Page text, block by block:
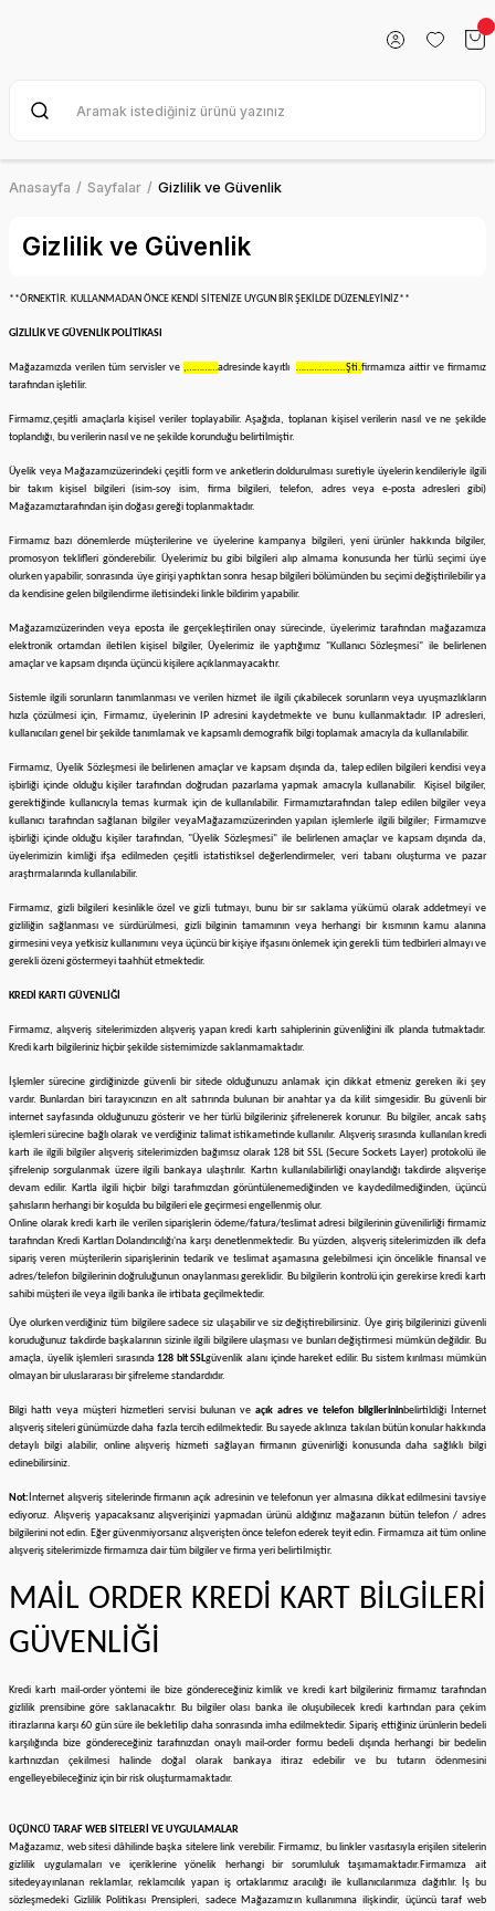
Anasayfa Sayfalar Gizlilik ve Güvenlik
Gizlilik ve Güvenlik
**ÖRNEKTİR. KULLANMADAN ÖNCE KENDİ SİTENİZE UYGUN BİR ŞEKİLDE DÜZENLEYİNİZ**
GİZLİLİK VE GÜVENLİK POLİTİKASI
Mağazamızda verilen tüm servisler ve ,…………adresinde kayıtlı ……………….Şti.firmamıza aittir ve firmamız
tarafından işletilir.
Firmamız,çeşitli amaçlarla kişisel veriler toplayabilir. Aşağıda, toplanan kişisel verilerin nasıl ve ne şekilde
toplandığı, bu verilerin nasıl ve ne şekilde korunduğu belirtilmiştir.
Üyelik veya Mağazamızüzerindeki çeşitli form ve anketlerin doldurulması suretiyle üyelerin kendileriyle ilgili
bir takım kişisel bilgileri (isim-soy isim, firma bilgileri, telefon, adres veya e-posta adresleri gibi)
Mağazamıztarafından işin doğası gereği toplanmaktadır.
Firmamız bazı dönemlerde müşterilerine ve üyelerine kampanya bilgileri, yeni ürünler hakkında bilgiler,
promosyon teklifleri gönderebilir. Üyelerimiz bu gibi bilgileri alıp almama konusunda her türlü seçimi üye
olurken yapabilir, sonrasında üye girişi yaptıktan sonra hesap bilgileri bölümünden bu seçimi değiştirilebilir ya
da kendisine gelen bilgilendirme iletisindeki linkle bildirim yapabilir.
Mağazamızüzerinden veya eposta ile gerçekleştirilen onay sürecinde, üyelerimiz tarafından mağazamıza
elektronik ortamdan iletilen kişisel bilgiler, Üyelerimiz ile yaptığımız "Kullanıcı Sözleşmesi" ile belirlenen
amaçlar ve kapsam dışında üçüncü kişilere açıklanmayacaktır.
Sistemle ilgili sorunların tanımlanması ve verilen hizmet ile ilgili çıkabilecek sorunların veya uyuşmazlıkların
hızla çözülmesi için,
Firmamız, üyelerinin IP adresini kaydetmekte ve bunu kullanmaktadır. IP adresleri,
kullanıcıları genel bir şekilde tanımlamak ve kapsamlı demografik bilgi toplamak amacıyla da kullanılabilir.
Firmamız, Üyelik Sözleşmesi ile belirlenen amaçlar ve kapsam dışında da, talep edilen bilgileri kendisi veya
işbirliği içinde olduğu kişiler tarafından doğrudan pazarlama yapmak amacıyla kullanabilir. Kişisel bilgiler,
gerektiğinde kullanıcıyla temas kurmak için de kullanılabilir. Firmamıztarafından talep edilen bilgiler veya
kullanıcı tarafından sağlanan bilgiler veyaMağazamızüzerinden yapılan işlemlerle ilgili bilgiler; Firmamızve
işbirliği içinde olduğu kişiler tarafından, "Üyelik Sözleşmesi" ile belirlenen amaçlar ve kapsam dışında da,
üyelerimizin kimliği ifşa edilmeden çeşitli istatistiksel değerlendirmeler, veri tabanı oluşturma ve pazar
araştırmalarında kullanılabilir.
Firmamız, gizli bilgileri kesinlikle özel ve gizli tutmayı, bunu bir sır saklama yükümü olarak addetmeyi ve
gizliliğin sağlanması ve sürdürülmesi, gizli bilginin tamamının veya herhangi bir kısmının kamu alanına
girmesini veya yetkisiz kullanımını veya üçüncü bir kişiye ifşasını önlemek için gerekli tüm tedbirleri almayı ve
gerekli özeni göstermeyi taahhüt etmektedir.
KREDİ KARTI GÜVENLİĞİ
Firmamız, alışveriş sitelerimizden alışveriş yapan kredi kartı sahiplerinin güvenliğini ilk planda tutmaktadır.
Kredi kartı bilgileriniz hiçbir şekilde sistemimizde saklanmamaktadır.
İşlemler sürecine girdiğinizde güvenli bir sitede olduğunuzu anlamak için dikkat etmeniz gereken iki şey
vardır. Bunlardan biri tarayıcınızın en alt satırında bulunan bir anahtar ya da kilit simgesidir. Bu güvenli bir
internet sayfasında olduğunuzu gösterir ve her türlü bilgileriniz şifrelenerek korunur. Bu bilgiler, ancak satış
işlemleri sürecine bağlı olarak ve verdiğiniz talimat istikametinde kullanılır. Alışveriş sırasında kullanılan kredi
kartı ile ilgili bilgiler alışveriş sitelerimizden bağımsız olarak 128 bit SSL (Secure Sockets Layer) protokolü ile
şifrelenip sorgulanmak üzere ilgili bankaya ulaştırılır. Kartın kullanılabilirliği onaylandığı takdirde alışverişe
devam edilir. Kartla ilgili hiçbir bilgi tarafımızdan görüntülenemediğinden ve kaydedilmediğinden, üçüncü
şahısların herhangi bir koşulda bu bilgileri ele geçirmesi engellenmiş olur.
Online olarak kredi kartı ile verilen siparişlerin ödeme/fatura/teslimat adresi bilgilerinin güvenilirliği firmamiz
tarafından Kredi Kartları Dolandırıcılığı'na karşı denetlenmektedir. Bu yüzden, alışveriş sitelerimizden ilk defa
sipariş veren müşterilerin siparişlerinin tedarik ve teslimat aşamasına gelebilmesi için öncelikle finansal ve
adres/telefon bilgilerinin doğruluğunun onaylanması gereklidir. Bu bilgilerin kontrolü için gerekirse kredi kartı
sahibi müşteri ile veya ilgili banka ile irtibata geçilmektedir.
Üye olurken verdiğiniz tüm bilgilere sadece siz ulaşabilir ve siz değiştirebilirsiniz. Üye giriş bilgilerinizi güvenli
koruduğunuz takdirde başkalarının sizinle ilgili bilgilere ulaşması ve bunları değiştirmesi mümkün değildir. Bu
amaçla, üyelik işlemleri sırasında 128 bit SSLgüvenlik alanı içinde hareket edilir. Bu sistem kırılması mümkün
olmayan bir uluslararası bir şifreleme standardıdır.
Bilgi hattı veya müşteri hizmetleri servisi bulunan ve açık adres ve telefon bilgilerininbelirtildiği İnternet
alışveriş siteleri günümüzde daha fazla tercih edilmektedir. Bu sayede aklınıza takılan bütün konular hakkında
detaylı bilgi alabilir, online alışveriş hizmeti sağlayan firmanın güvenirliği konusunda daha sağlıklı bilgi
edinebilirsiniz.
Not: İnternet alışveriş sitelerinde firmanın açık adresinin ve telefonun yer almasına dikkat edilmesini tavsiye
ediyoruz. Alışveriş yapacaksanız alışverişinizi yapmadan ürünü aldığınız mağazanın bütün telefon / adres
bilgilerini not edin. Eğer güvenmiyorsanız alışverişten önce telefon ederek teyit edin. Firmamıza ait tüm online
alışveriş sitelerimizde firmamıza dair tüm bilgiler ve firma yeri belirtilmiştir.
MAİL ORDER KREDİ KART BİLGİLERİ
GÜVENLİĞİ
Kredi kartı mail-order yöntemi ile bize göndereceğiniz kimlik ve kredi kart bilgileriniz firmamız tarafından
gizlilik prensibine göre saklanacaktır. Bu bilgiler olası banka ile oluşubilecek kredi kartından para çekim
itirazlarına karşı 60 gün süre ile bekletilip daha sonrasında imha edilmektedir. Sipariş ettiğiniz ürünlerin bedeli
karşılığında bize göndereceğiniz tarafınızdan onaylı mail-order formu bedeli dışında herhangi bir bedelin
kartınızdan çekilmesi halinde doğal olarak bankaya itiraz edebilir ve bu tutarın ödenmesini
engelleyebileceğiniz için bir risk oluşturmamaktadır.
ÜÇÜNCÜ TARAF WEB SİTELERİ VE UYGULAMALAR
Mağazamız, web sitesi dâhilinde başka sitelere link verebilir. Firmamız, bu linkler vasıtasıyla erişilen sitelerin
gizlilik uygulamaları ve içeriklerine yönelik herhangi bir sorumluluk taşımamaktadır.Firmamıza ait
sitedeyayınlanan reklamlar, reklamcılık yapan iş ortaklarımız aracılığı ile kullanıcılarımıza dağıtılır. İş bu
sözleşmedeki Gizlilik Politikası Prensipleri, sadece Mağazamızın kullanımına ilişkindir, üçüncü taraf web